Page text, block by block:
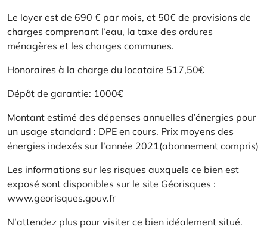
Le loyer est de 690 € par mois, et 50€ de provisions de
charges comprenant l’eau, la taxe des ordures
ménagères et les charges communes.
Honoraires à la charge du locataire 517,50€
Dépôt de garantie: 1000€
Montant estimé des dépenses annuelles d’énergies pour
un usage standard : DPE en cours. Prix moyens des
énergies indexés sur l’année 2021(abonnement compris)
Les informations sur les risques auxquels ce bien est
exposé sont disponibles sur le site Géorisques :
www.georisques.gouv.fr
N’attendez plus pour visiter ce bien idéalement situé.